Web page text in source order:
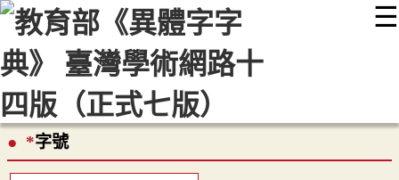
☰
::: 最新消息 常見問題 編輯說明
顯示模式
*字號